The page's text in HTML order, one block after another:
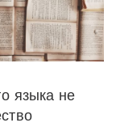
языка не